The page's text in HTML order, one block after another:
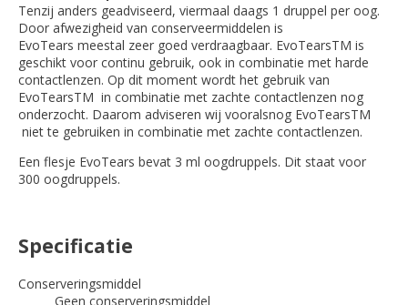
Tenzij anders geadviseerd, viermaal daags 1 druppel per oog.
Door afwezigheid van conserveermiddelen is
EvoTears meestal zeer goed verdraagbaar. EvoTearsTM is
geschikt voor continu gebruik, ook in combinatie met harde
contactlenzen. Op dit moment wordt het gebruik van
EvoTearsTM in combinatie met zachte contactlenzen nog
onderzocht. Daarom adviseren wij vooralsnog EvoTearsTM
niet te gebruiken in combinatie met zachte contactlenzen.
Een flesje EvoTears bevat 3 ml oogdruppels. Dit staat voor
300 oogdruppels.
Specificatie
Conserveringsmiddel
Geen conserveringsmiddel